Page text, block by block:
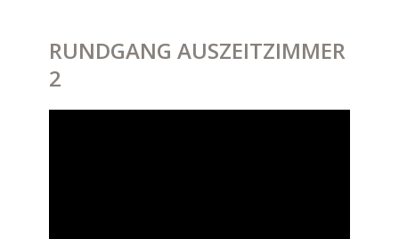
RUNDGANG AUSZEITZIMMER
2